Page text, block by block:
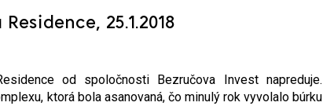
25.1.2018
od spoločnosti Bezručova Invest napreduje.
ktorá bola asanovaná, čo minulý rok vyvolalo búrku